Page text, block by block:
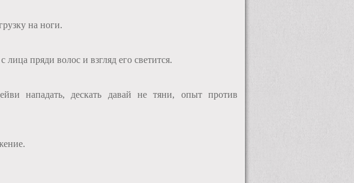
на ноги.
пряди волос и взгляд его светится.
нападать, дескать давай не тяни, опыт против